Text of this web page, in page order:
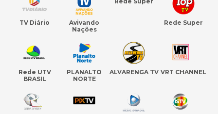
TV Diário
Avivando
Nações
Rede Super
Rede UTV
BRASIL
PLANALTO
NORTE
ALVARENGA TV VRT CHANNEL